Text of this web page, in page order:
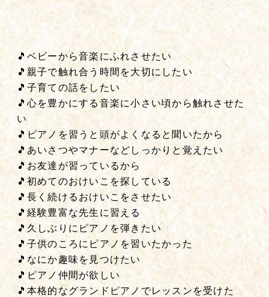
🎵ベビーから音楽にふれさせたい
🎵親子で触れ合う時間を大切にしたい
🎵子育ての話をしたい
🎵心を豊かにする音楽に小さい頃から触れさせた
い
🎵ピアノを習うと頭がよくなると聞いたから
🎵あいさつやマナーなどしっかりと覚えたい
🎵お友達が習っているから
🎵初めてのおけいこを探している
🎵長く続けるおけいこをさせたい
🎵経験豊富な先生に習える
🎵久しぶりにピアノを弾きたい
🎵子供のころにピアノを習いたかった
🎵なにか趣味を見つけたい
🎵ピアノ仲間が欲しい
🎵本格的なグランドピアノでレッスンを受けた